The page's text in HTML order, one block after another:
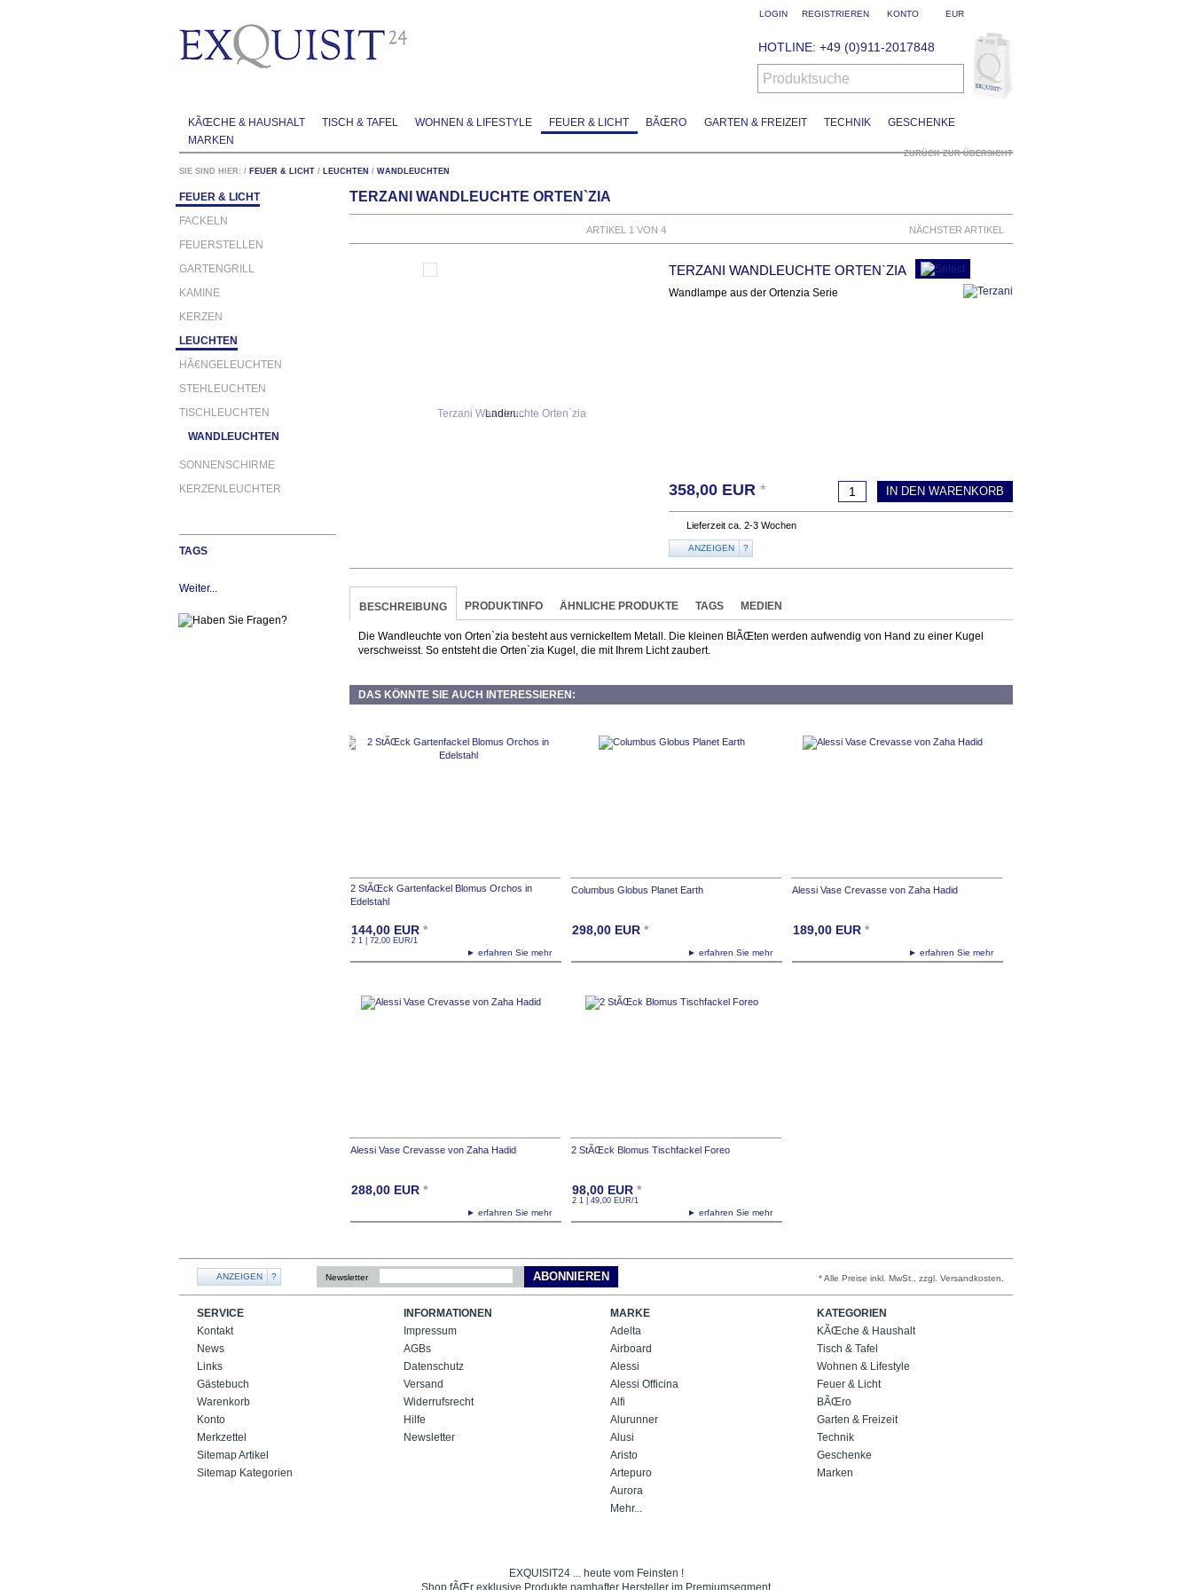
EUR
KONTO
LOGIN REGISTRIEREN
KÃŒCHE & HAUSHALT TISCH & TAFEL WOHNEN & LIFESTYLE FEUER & LICHT BÃŒRO GARTEN & FREIZEIT TECHNIK
GESCHENKE
MARKEN
HOTLINE: +49 (0)911-2017848
Produktsuche
SIE SIND HIER: / FEUER & LICHT / LEUCHTEN / WANDLEUCHTEN
FEUER & LICHT
FACKELN
FEUERSTELLEN
GARTENGRILL
KAMINE
KERZEN
LEUCHTEN
HÃ€NGELEUCHTEN
STEHLEUCHTEN
TISCHLEUCHTEN
WANDLEUCHTEN
SONNENSCHIRME
KERZENLEUCHTER
TAGS
Weiter...
ZURÜCK ZUR ÜBERSICHT
TERZANI WANDLEUCHTE ORTEN`ZIA
ARTIKEL 1 VON 4 NÄCHSTER ARTIKEL
Laden...
TERZANI WANDLEUCHTE ORTEN`ZIA
Wandlampe aus der Ortenzia Serie
358,00 EUR * IN DEN WARENKORB
Lieferzeit ca. 2-3 Wochen
ANZEIGEN ?
BESCHREIBUNG PRODUKTINFO ÄHNLICHE PRODUKTE TAGS MEDIEN
Die Wandleuchte von Orten`zia besteht aus vernickeltem Metall. Die kleinen BlÃŒten werden aufwendig von Hand zu einer Kugel
verschweisst. So entsteht die Orten`zia Kugel, die mit Ihrem Licht zaubert.
DAS KÖNNTE SIE AUCH INTERESSIEREN:
2 StÃŒck Gartenfackel Blomus Orchos in
Edelstahl
► erfahren Sie mehr
144,00 EUR *
2 1 | 72,00 EUR/1
Columbus Globus Planet Earth
► erfahren Sie mehr
298,00 EUR *
Alessi Vase Crevasse von Zaha Hadid
► erfahren Sie mehr
189,00 EUR *
Alessi Vase Crevasse von Zaha Hadid
► erfahren Sie mehr
288,00 EUR *
2 StÃŒck Blomus Tischfackel Foreo
► erfahren Sie mehr
98,00 EUR *
2 1 | 49,00 EUR/1
ANZEIGEN ? Newsletter ABONNIEREN * Alle Preise inkl. MwSt., zzgl. Versandkosten.
SERVICE
Kontakt
News
Links
Gästebuch
Warenkorb
Konto
Merkzettel
Sitemap Artikel
Sitemap Kategorien
INFORMATIONEN
Impressum
AGBs
Datenschutz
Versand
Widerrufsrecht
Hilfe
Newsletter
MARKE
Adelta
Airboard
Alessi
Alessi Officina
Alfi
Alurunner
Alusi
Aristo
Artepuro
Aurora
Mehr...
KATEGORIEN
KÃŒche & Haushalt
Tisch & Tafel
Wohnen & Lifestyle
Feuer & Licht
BÃŒro
Garten & Freizeit
Technik
Geschenke
Marken
EXQUISIT24 ... heute vom Feinsten !
Shop fÃŒr exklusive Produkte namhafter Hersteller im Premiumsegment